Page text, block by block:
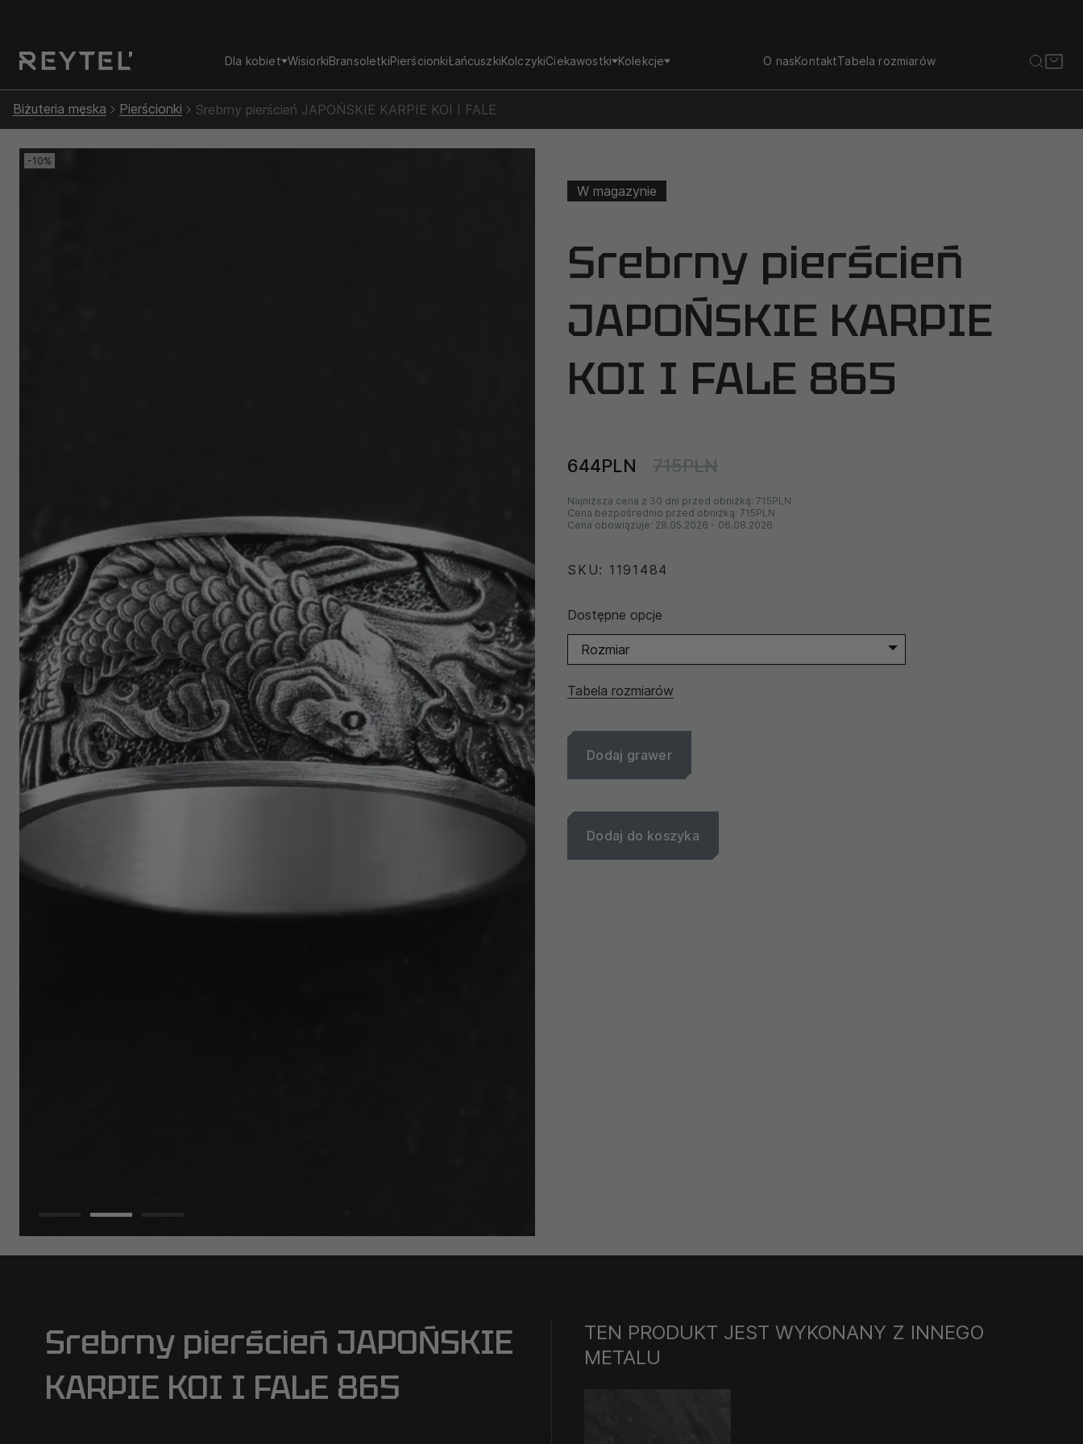
Dla kobiet WisiorkiBransoletkiPierścionkiŁańcuszkiKolczykiCiekawostki Kolekcje O nasKontaktTabela rozmiarów
Biżuteria męska Pierścionki Srebrny pierścień JAPOŃSKIE KARPIE KOI I FALE
-10%
W magazynie
Srebrny pierścień
JAPOŃSKIE KARPIE
KOI I FALE 865
644PLN 715PLN
Najniższa cena z 30 dni przed obniżką: 715PLN
Cena bezpośrednio przed obniżką: 715PLN
Cena obowiązuje: 28.05.2026 - 06.08.2026
SKU: 1191484
Dostępne opcje
Rozmiar
Tabela rozmiarów
Dodaj grawer
Dodaj do koszyka
Srebrny pierścień JAPOŃSKIE
KARPIE KOI I FALE 865
TEN PRODUKT JEST WYKONANY Z INNEGO
METALU